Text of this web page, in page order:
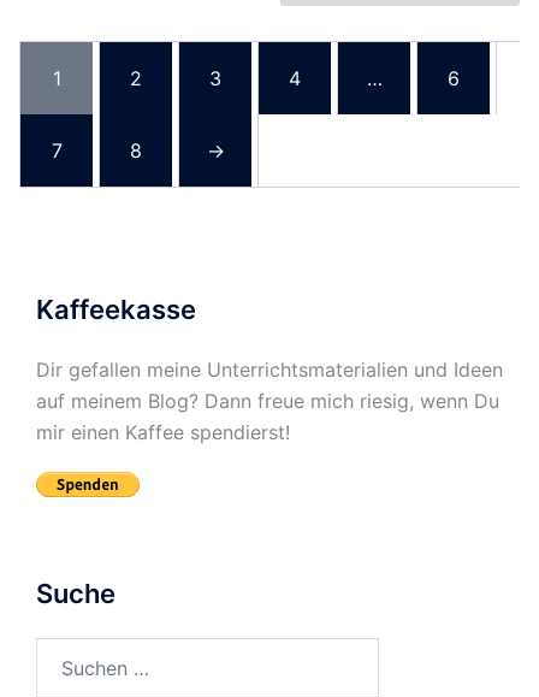
1 2 3 4 … 6
7 8 →
Kaffeekasse
Dir gefallen meine Unterrichtsmaterialien und Ideen
auf meinem Blog? Dann freue mich riesig, wenn Du
mir einen Kaffee spendierst!
Suche
nach: